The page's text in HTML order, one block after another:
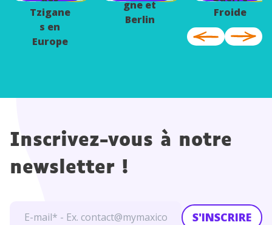
Tzigane
s en
Europe
gne et
Berlin
Froide
Inscrivez-vous à notre
newsletter !
S'INSCRIRE